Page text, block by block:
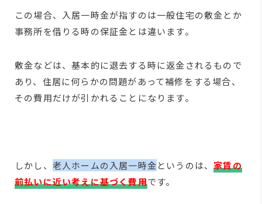
この場合、入居一時金が指すのは一般住宅の敷金とか
事務所を借りる時の保証金とは違います。
敷金などは、基本的に退去する時に返金されるもので
あり、住居に何らかの問題があって補修をする場合、
その費用だけが引かれることになります。
しかし、 老人ホームの入居一時金というのは、家賃の
前払いに近い考えに基づく費用です。